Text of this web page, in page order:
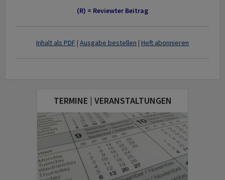
(R) = Reviewter Beitrag
Inhalt als PDF | Ausgabe bestellen | Heft abonnieren
TERMINE | VERANSTALTUNGEN